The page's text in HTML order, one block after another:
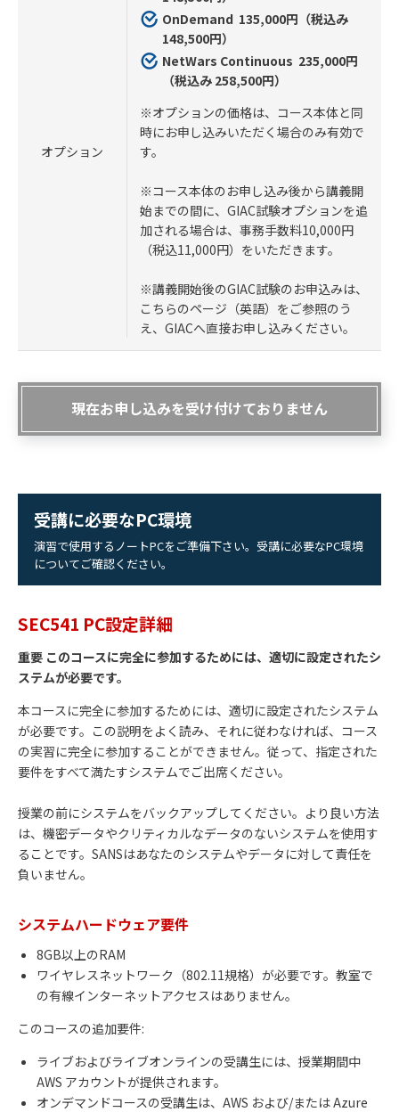
オプション
OnDemand 135,000円（税込み
148,500円）
NetWars Continuous 235,000円
（税込み 258,500円）
※オプションの価格は、コース本体と同
時にお申し込みいただく場合のみ有効で
す。
※コース本体のお申し込み後から講義開
始までの間に、GIAC試験オプションを追
加される場合は、事務手数料10,000円
（税込11,000円）をいただきます。
※講義開始後のGIAC試験のお申込みは、
こちらのページ（英語）をご参照のう
え、GIACへ直接お申し込みください。
現在お申し込みを受け付けておりません
受講に必要なPC環境
演習で使用するノートPCをご準備下さい。受講に必要なPC環境
についてご確認ください。
SEC541 PC設定詳細
重要 このコースに完全に参加するためには、適切に設定されたシ
ステムが必要です。
本コースに完全に参加するためには、適切に設定されたシステム
が必要です。この説明をよく読み、それに従わなければ、コース
の実習に完全に参加することができません。従って、指定された
要件をすべて満たすシステムでご出席ください。
授業の前にシステムをバックアップしてください。より良い方法
は、機密データやクリティカルなデータのないシステムを使用す
ることです。SANSはあなたのシステムやデータに対して責任を
負いません。
システムハードウェア要件
8GB以上のRAM
ワイヤレスネットワーク（802.11規格）が必要です。教室で
の有線インターネットアクセスはありません。
このコースの追加要件:
ライブおよびライブオンラインの受講生には、授業期間中
AWS アカウントが提供されます。
オンデマンドコースの受講生は、AWS および/または Azure